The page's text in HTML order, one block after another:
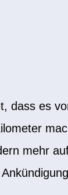
dass es
mehr